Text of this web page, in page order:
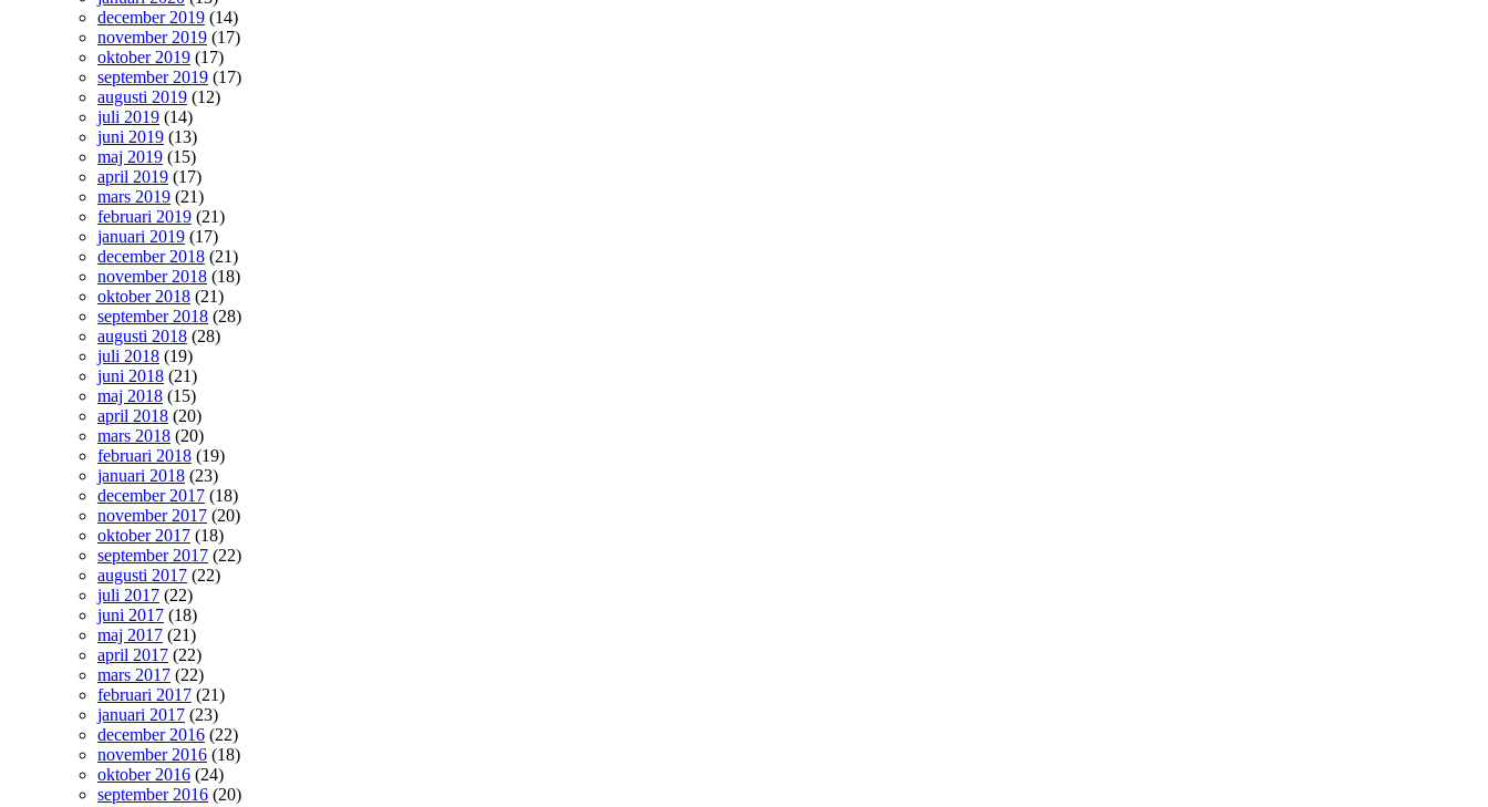
december 2019 (14)
november 2019 (17)
oktober 2019 (17)
september 2019 (17)
augusti 2019 (12)
juli 2019 (14)
juni 2019 (13)
maj 2019 (15)
april 2019 (17)
mars 2019 (21)
februari 2019 (21)
januari 2019 (17)
december 2018 (21)
november 2018 (18)
oktober 2018 (21)
september 2018 (28)
augusti 2018 (28)
juli 2018 (19)
juni 2018 (21)
maj 2018 (15)
april 2018 (20)
mars 2018 (20)
februari 2018 (19)
januari 2018 (23)
december 2017 (18)
november 2017 (20)
oktober 2017 (18)
september 2017 (22)
augusti 2017 (22)
juli 2017 (22)
juni 2017 (18)
maj 2017 (21)
april 2017 (22)
mars 2017 (22)
februari 2017 (21)
januari 2017 (23)
december 2016 (22)
november 2016 (18)
oktober 2016 (24)
september 2016 (20)